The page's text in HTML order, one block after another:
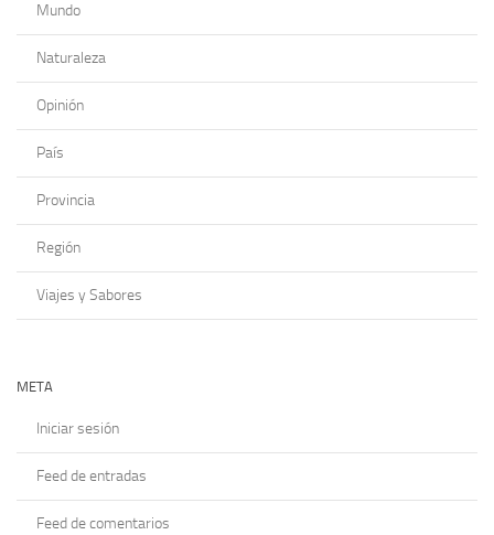
Mundo
Naturaleza
Opinión
País
Provincia
Región
Viajes y Sabores
META
Iniciar sesión
Feed de entradas
Feed de comentarios